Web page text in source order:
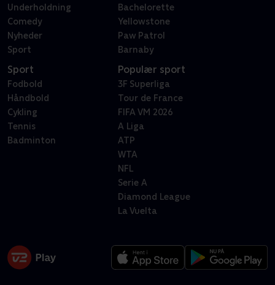
Underholdning
Comedy
Nyheder
Sport
Bachelorette
Yellowstone
Paw Patrol
Barnaby
Sport
Fodbold
Håndbold
Cykling
Tennis
Badminton
Populær sport
3F Superliga
Tour de France
FIFA VM 2026
A Liga
ATP
WTA
NFL
Serie A
Diamond League
La Vuelta